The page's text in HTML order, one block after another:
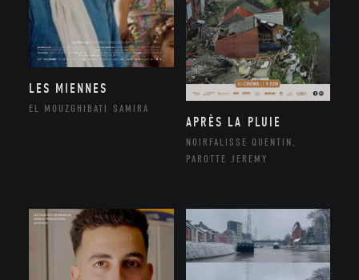
LES MIENNES
EL MOUZGHIBATI SAMIRA
APRÈS LA PLUIE
NOIRFALISSE QUENTIN,
PAROTTE JEREMY